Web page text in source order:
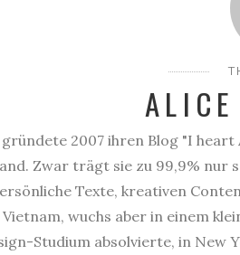
gründete 2007 ihren Blog "I
Zwar trägt sie zu 99,9% nur
Texte, kreativen
Vietnam, wuchs aber in einem
Studium absolvierte, in New